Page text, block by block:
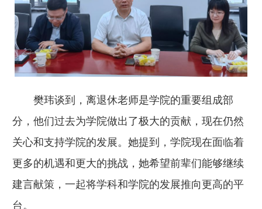
樊玮谈到，离退休老师是学院的重要组成部
分，他们过去为学院做出了极大的贡献，现在仍然
关心和支持学院的发展。她提到，学院现在面临着
更多的机遇和更大的挑战，她希望前辈们能够继续
建言献策，一起将学科和学院的发展推向更高的平
台。